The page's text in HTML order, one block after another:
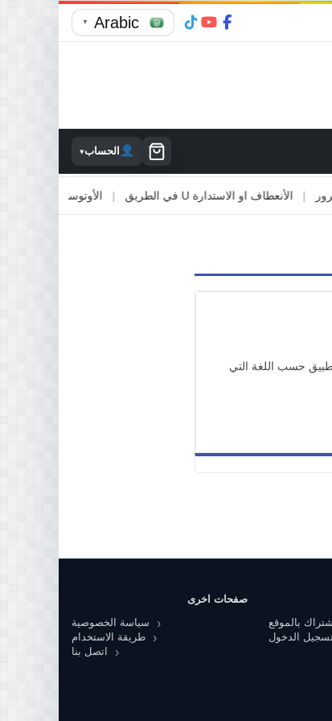
Arabic
▼
الحساب▾
| الأنعطاف او الاستدارة U في الطريق | الأوتوستراد والطرق
حسب اللغة التي
بالموقع
الدخول
صفحات اخرى
سياسة الخصوصية
طريقة الاستخدام
اتصل بنا